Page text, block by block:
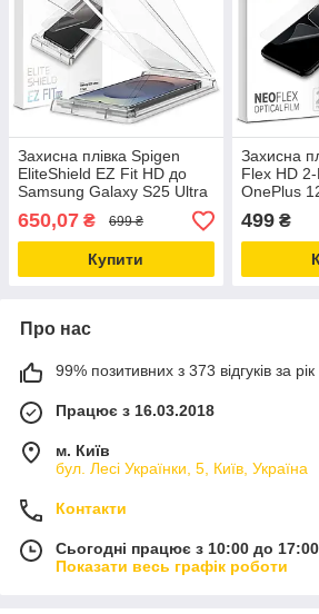
Захисна плівка Spigen
EliteShield EZ Fit HD до
Samsung Galaxy S25 Ultra
(AFL09083)
650,07 ₴ 699 ₴
Купити
Захисна
Flex HD
OnePlus
(AFL07582)
499₴
Про нас
99% позитивних з 373 відгуків за рік
Працює з 16.03.2018
м. Київ
бул. Лесі Українки, 5, Київ, Україна
Контакти
Сьогодні працює з 10:00 до 17:00
Показати весь графік роботи